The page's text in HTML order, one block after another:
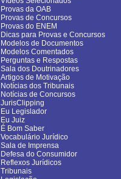
Provas da OAB
Provas de Concursos
Provas do ENEM
Dicas para Provas e Concursos
Modelos de Documentos
Modelos Comentados
Perguntas e Respostas
Sala dos Doutrinadores
Artigos de Motivação
Notícias dos Tribunais
Notícias de Concursos
JurisClipping
Eu Legislador
Eu Juiz
É Bom Saber
Vocabulário Jurídico
Sala de Imprensa
Defesa do Consumidor
Reflexos Jurídicos
Tribunais